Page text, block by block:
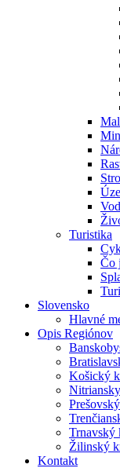
Turistika
Čo
Slovensko
Hlavné
Opis Regiónov
Košický
Trnavský
Žilinský
Kontakt